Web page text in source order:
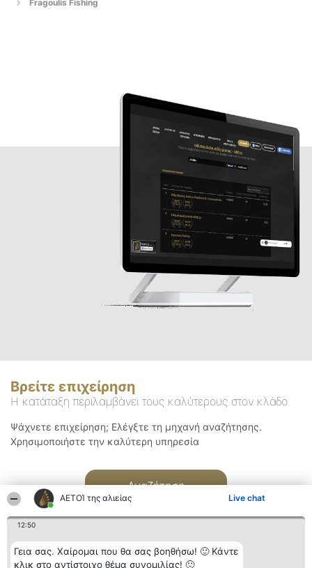
ΑΕΤΟΊ της αλιείας Live chat
12:50
Γεια σας. Χαίρομαι που θα σας βοηθήσω! 🙂 Κάντε
κλικ στο αντίστοιχο θέμα συνομιλίας! 🙂
Fragoulis Fishing
Βρείτε επιχείρηση
Η κατάταξη περιλαμβάνει τους καλύτερους στον κλάδο
Ψάχνετε επιχείρηση; Ελέγξτε τη μηχανή αναζήτησης.
Χρησιμοποιήστε την καλύτερη υπηρεσία
Αναζήτηση